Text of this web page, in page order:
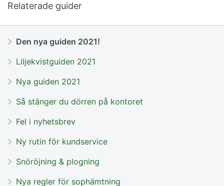
Relaterade guider
Den nya guiden 2021!
Liljekvistguiden 2021
Nya guiden 2021
Så stänger du dörren på kontoret
Fel i nyhetsbrev
Ny rutin för kundservice
Snöröjning & plogning
Nya regler för sophämtning